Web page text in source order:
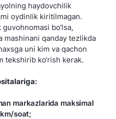
haydovchilik
oydinlik kiritilmagan.
bo‘lsa,
mashinani qanday tezlikda
uni kim va qachon
tekshirib ko‘rish kerak.
markazlarida maksimal
soat;